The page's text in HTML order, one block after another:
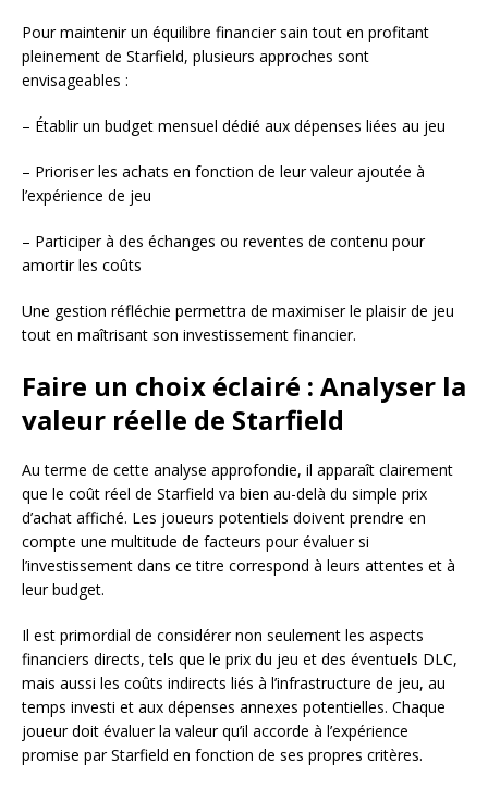
Pour maintenir un équilibre financier sain tout en profitant
pleinement de Starfield, plusieurs approches sont
envisageables :
– Établir un budget mensuel dédié aux dépenses liées au jeu
– Prioriser les achats en fonction de leur valeur ajoutée à
l’expérience de jeu
– Participer à des échanges ou reventes de contenu pour
amortir les coûts
Une gestion réfléchie permettra de maximiser le plaisir de jeu
tout en maîtrisant son investissement financier.
Faire un choix éclairé : Analyser la
valeur réelle de Starfield
Au terme de cette analyse approfondie, il apparaît clairement
que le coût réel de Starfield va bien au-delà du simple prix
d’achat affiché. Les joueurs potentiels doivent prendre en
compte une multitude de facteurs pour évaluer si
l’investissement dans ce titre correspond à leurs attentes et à
leur budget.
Il est primordial de considérer non seulement les aspects
financiers directs, tels que le prix du jeu et des éventuels DLC,
mais aussi les coûts indirects liés à l’infrastructure de jeu, au
temps investi et aux dépenses annexes potentielles. Chaque
joueur doit évaluer la valeur qu’il accorde à l’expérience
promise par Starfield en fonction de ses propres critères.